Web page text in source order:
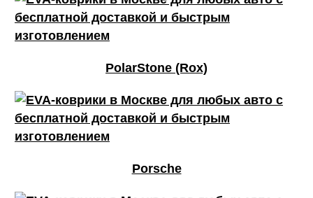
PolarStone (Rox)
Porsche